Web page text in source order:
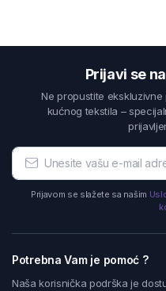
Prijavi se
Ne propustite
kućnog tekstila –
Prijavom se slažete sa našim
Potrebna Vam je pomoć ?
Naša korisnička podrška je